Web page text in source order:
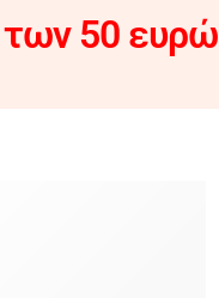
των 50 ευρώ